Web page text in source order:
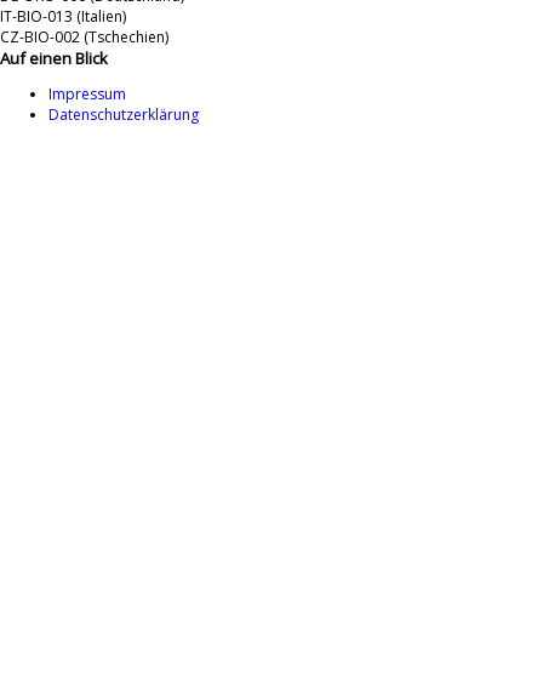
IT-BIO-013 (Italien)
CZ-BIO-002 (Tschechien)
Auf einen Blick
Impressum
Datenschutzerklärung